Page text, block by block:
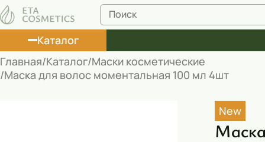
Каталог
Главная Каталог Маски косметические
Маска для волос моментальная 100 мл 4шт
New